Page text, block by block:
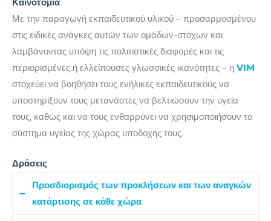
Καινοτομία
Με την παραγωγή εκπαιδευτικού υλικού – προσαρμοσμένου
στις ειδικές ανάγκες αυτών των ομάδων-στόχων και
λαμβάνοντας υπόψη τις πολιτιστικές διαφορές και τις
περιορισμένες ή ελλείπουσες γλωσσικές ικανότητες – η VIM
στοχεύει να βοηθήσει τους ενήλικες εκπαιδευτικούς να
υποστηρίξουν τους μετανάστες να βελτιώσουν την υγεία
τους, καθώς και να τους ενθαρρύνει να χρησιμοποιήσουν το
σύστημα υγείας της χώρας υποδοχής τους.
Δράσεις
Προσδιορισμός των προκλήσεων και των αναγκών
κατάρτισης σε κάθε χώρα